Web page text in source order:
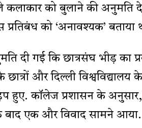
कलाकार को बुलाने की अनुमति
को ‘अनावश्यक’ बताया
दी गई कि छात्रसंघ भीड़ का
और दिल्ली विश्वविद्यालय
हुए. कॉलेज प्रशासन के अनुसार,
बाद एक और विवाद सामने आया.